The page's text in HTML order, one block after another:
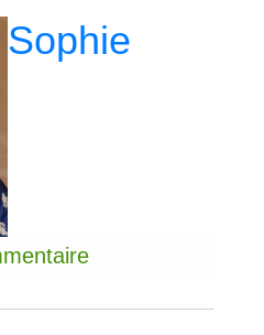
Sophie